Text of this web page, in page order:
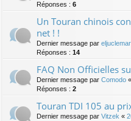
Réponses : 6
Un Touran chinois
net ! !
Dernier message par eljuclemar
Réponses : 14
FAQ Non Officielles
Dernier message par Comodo «
Réponses : 2
Touran TDI 105 au
Dernier message par Vitzek «